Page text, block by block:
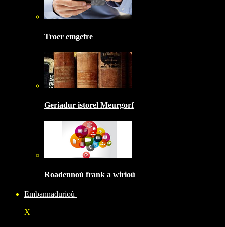
Troer emgefre
Geriadur istorel Meurgorf
Roadennoù frank a wirioù
Embannadurioù
X